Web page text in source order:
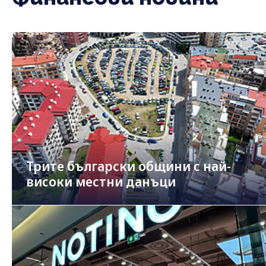
Трите български общини с най-
високи местни данъци